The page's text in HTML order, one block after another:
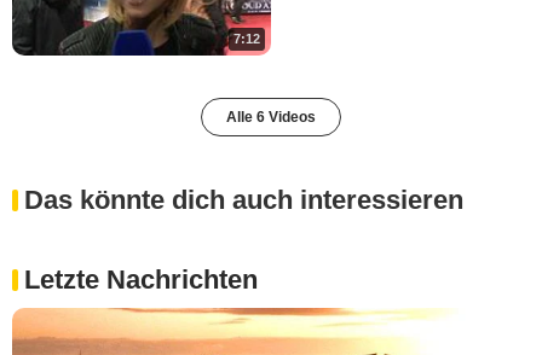
7:12
Alle 6 Videos
Das könnte dich auch interessieren
Letzte Nachrichten